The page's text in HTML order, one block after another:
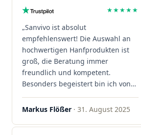
★★★★★
„Sanvivo ist absolut
empfehlenswert! Die Auswahl an
hochwertigen Hanfprodukten ist
groß, die Beratung immer
freundlich und kompetent.
Besonders begeistert bin ich von
der schnellen Rezeptannahme –
alles läuft unkompliziert und
sind extrem zügig, was mir jedes
Markus Flößer · 31. August 2025